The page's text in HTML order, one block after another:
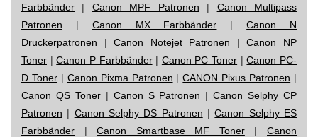
Farbbänder | Canon MPF Patronen | Canon Multipass
Patronen | Canon MX Farbbänder |Canon N
Druckerpatronen |Canon Notejet Patronen |Canon NP
Toner |Canon P Farbbänder| Canon PC Toner |Canon PC-
D Toner| Canon Pixma Patronen |CANON Pixus Patronen |
Canon QS Toner| Canon S Patronen |Canon Selphy CP
Patronen | Canon Selphy DS Patronen |Canon Selphy ES
Farbbänder |Canon Smartbase MF Toner|Canon